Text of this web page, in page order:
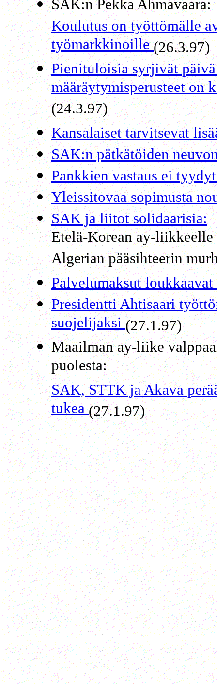
SAK:n Pekka Ahmavaara:
Koulutus on työttömälle
työmarkkinoille(26.3.97)
Pienituloisia syrjivät
määräytymisperusteet on
(24.3.97)
Kansalaiset tarvitsevat
SAK:n pätkätöiden
Pankkien vastaus ei
Yleissitovaa sopimusta
SAK ja liitot solidaarisia:
Etelä-Korean ay-
Algerian pääsihteerin
Palvelumaksut
Presidentti Ahtisaari
suojelijaksi(27.1.97)
Maailman ay-liike
puolesta:
SAK, STTK ja Akava
tukea(27.1.97)